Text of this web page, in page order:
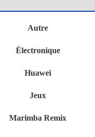
Autre
Électronique
Huawei
Jeux
Marimba Remix